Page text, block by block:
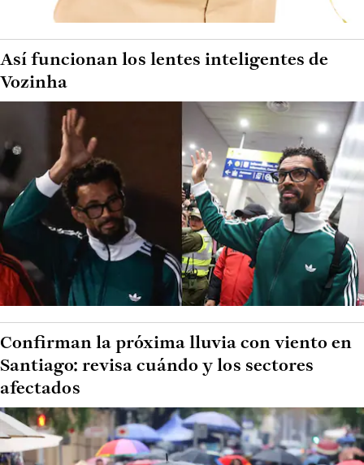
Así funcionan los lentes inteligentes de
Vozinha
Confirman la próxima lluvia con viento en
Santiago: revisa cuándo y los sectores
afectados